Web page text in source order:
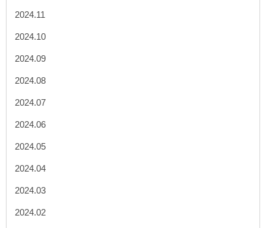
2024.11
2024.10
2024.09
2024.08
2024.07
2024.06
2024.05
2024.04
2024.03
2024.02